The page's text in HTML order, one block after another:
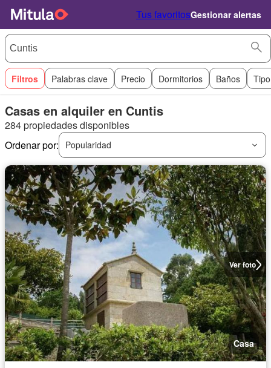
Tus favoritosGestionar alertas
Filtros Palabras clave Precio Dormitorios Baños
Casas en alquiler en Cuntis
284 propiedades disponibles
Ordenar por:
Popularidad
Ver foto
Casa